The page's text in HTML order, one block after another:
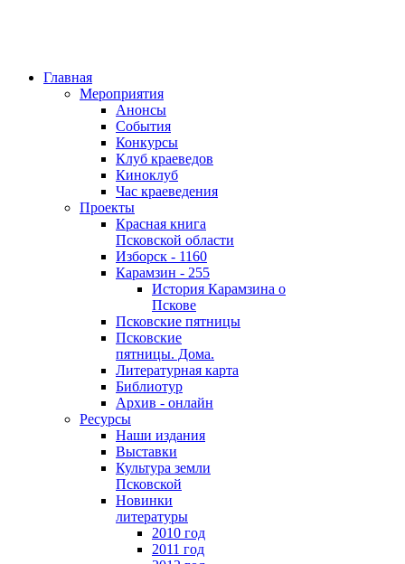
Главная
Мероприятия
Анонсы
События
Конкурсы
Клуб краеведов
Киноклуб
Час краеведения
Проекты
Красная книга
Псковской области
Изборск - 1160
Карамзин - 255
История Карамзина о
Пскове
Псковские пятницы
Псковские
пятницы. Дома.
Литературная карта
Библиотур
Архив - онлайн
Ресурсы
Наши издания
Выставки
Культура земли
Псковской
Новинки
литературы
2010 год
2011 год